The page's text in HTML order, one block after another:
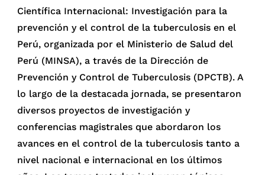
Científica Internacional: Investigación para la
prevención y el control de la tuberculosis en el
Perú, organizada por el Ministerio de Salud del
Perú (MINSA), a través de la Dirección de
Prevención y Control de Tuberculosis (DPCTB). A
lo largo de la destacada jornada, se presentaron
diversos proyectos de investigación y
conferencias magistrales que abordaron los
avances en el control de la tuberculosis tanto a
nivel nacional e internacional en los últimos